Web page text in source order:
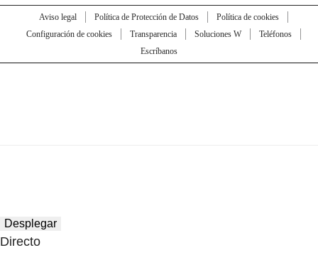
Aviso legal Política de Protección de Datos
Política de cookies
Configuración de cookies
Transparencia Soluciones W
Teléfonos
Escríbanos
Desplegar
Directo